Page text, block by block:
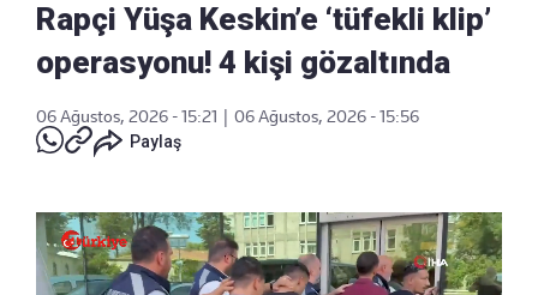
Rapçi Yüşa Keskin’e ‘tüfekli klip’
operasyonu! 4 kişi gözaltında
06 Ağustos, 2026 - 15:21
06 Ağustos, 2026 - 15:56
Paylaş